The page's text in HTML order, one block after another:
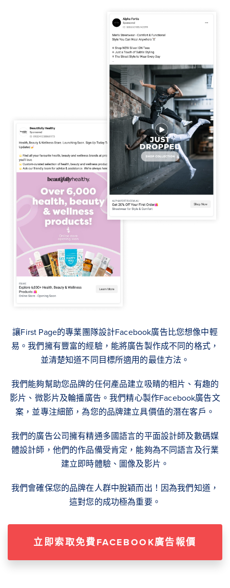
讓First Page的專業團隊設計Facebook廣告比您想像中輕
易。我們擁有豐富的經驗，能將廣告製作成不同的格式，
並清楚知道不同目標所適用的最佳方法。
我們能夠幫助您品牌的任何產品建立吸睛的相片、有趣的
影片、微影片及輪播廣告。我們精心製作Facebook廣告文
案，並專注細節，為您的品牌建立具價值的潛在客戶。
我們的廣告公司擁有精通多國語言的平面設計師及數碼媒
體設計師，他們的作品備受肯定，能夠為不同語言及行業
建立即時體驗、圖像及影片。
我們會確保您的品牌在人群中脫穎而出！因為我們知道，
這對您的成功極為重要。
立即索取免費FACEBOOK廣告報價